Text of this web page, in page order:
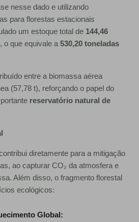
nesse dado e utilizando
para florestas estacionais
um estoque total de 144,46
, o que equivale a 530,20 toneladas
entre a biomassa aérea
(57,78 t), reforçando o papel do
reservatório natural de
diretamente para a mitigação
ao capturar CO₂ da atmosfera e
Além disso, o fragmento florestal
ecológicos:
Global: